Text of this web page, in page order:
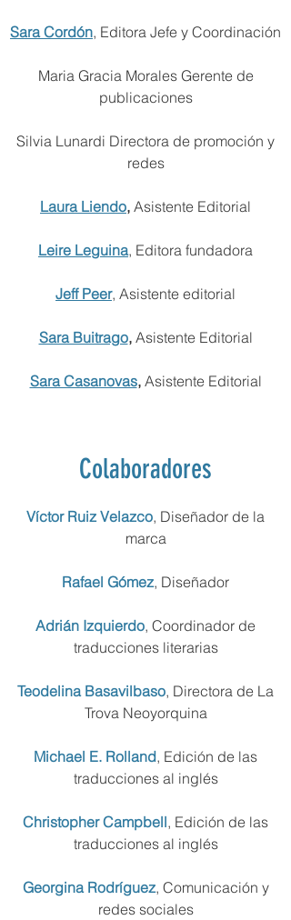
Sara Cordón, Editora Jefe y Coordinación
Maria Gracia Morales Gerente de
publicaciones
Silvia Lunardi Directora de promoción y
redes
Laura Liendo, Asistente Editorial
Leire Leguina, Editora fundadora
Jeff Peer, Asistente editorial
Sara Buitrago, Asistente Editorial
Sara Casanovas, Asistente Editorial
Colaboradores
Víctor Ruiz Velazco, Diseñador de la
marca
Rafael Gómez, Diseñador
Adrián Izquierdo, Coordinador de
traducciones literarias
Teodelina Basavilbaso, Directora de La
Trova Neoyorquina
Michael E. Rolland, Edición de las
traducciones al inglés
Christopher Campbell, Edición de las
traducciones al inglés
Georgina Rodríguez, Comunicación y
redes sociales